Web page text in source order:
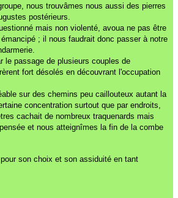
nous trouvâmes nous aussi des pierres
postérieurs.
mais non violenté, avoua ne pas être
; il nous faudrait donc passer à notre
le passage de plusieurs couples de
fort désolés en découvrant l'occupation
sur des chemins peu caillouteux autant la
concentration surtout que par endroits,
cachait de nombreux traquenards mais
et nous atteignîmes la fin de la combe
son choix et son assiduité en tant